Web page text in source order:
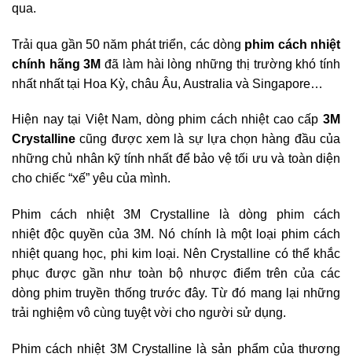
qua.
Trải qua gần 50 năm phát triển, các dòng phim cách nhiệt
chính hãng 3M đã làm hài lòng những thị trường khó tính
nhất nhất tại Hoa Kỳ, châu Âu, Australia và Singapore…
Hiện nay tại Việt Nam, dòng phim cách nhiệt cao cấp 3M
Crystalline cũng được xem là sự lựa chọn hàng đầu của
những chủ nhân kỹ tính nhất để bảo vệ tối ưu và toàn diện
cho chiếc “xế” yêu của mình.
Phim cách nhiệt 3M Crystalline là dòng phim cách
nhiệt độc quyền của 3M. Nó chính là một loại phim cách
nhiệt quang học, phi kim loại. Nên Crystalline có thể khắc
phục được gần như toàn bộ nhược điểm trên của các
dòng phim truyền thống trước đây. Từ đó mang lại những
trải nghiệm vô cùng tuyệt vời cho người sử dụng.
Phim cách nhiệt 3M Crystalline là sản phẩm của thương